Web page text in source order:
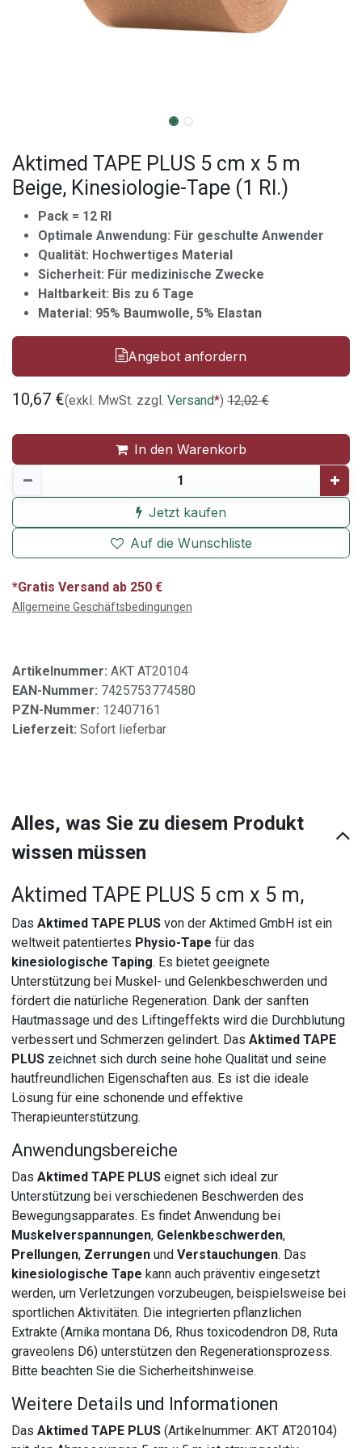
Aktimed TAPE PLUS 5 cm x 5 m
Beige, Kinesiologie-Tape (1 Rl.)
Pack = 12 Rl
Optimale Anwendung: Für geschulte Anwender
Qualität: Hochwertiges Material
Sicherheit: Für medizinische Zwecke
Haltbarkeit: Bis zu 6 Tage
Material: 95% Baumwolle, 5% Elastan
Angebot anfordern
10,67 €(exkl. MwSt. zzgl. Versand*) 12,02€
In den Warenkorb
Jetzt kaufen
Auf die Wunschliste
*Gratis Versand ab 250 €
Allgemeine Geschäftsbedingungen
Artikelnummer: AKT AT20104
EAN-Nummer: 7425753774580
PZN-Nummer: 12407161
Lieferzeit: Sofort lieferbar
Alles, was Sie zu diesem Produkt
wissen müssen
Aktimed TAPE PLUS 5 cm x 5 m,
DasAktimed TAPE PLUS von der Aktimed GmbH ist ein
weltweit patentiertes Physio-Tape für das
kinesiologische Taping. Es bietet geeignete
Unterstützung bei Muskel- und Gelenkbeschwerden und
fördert die natürliche Regeneration. Dank der sanften
Hautmassage und des Liftingeffekts wird die Durchblutung
verbessert und Schmerzen gelindert. DasAktimed TAPE
PLUS zeichnet sich durch seine hohe Qualität und seine
hautfreundlichen Eigenschaften aus. Es ist die ideale
Lösung für eine schonende und effektive
Therapieunterstützung.
Anwendungsbereiche
DasAktimed TAPE PLUS eignet sich ideal zur
Unterstützung bei verschiedenen Beschwerden des
Bewegungsapparates. Es findet Anwendung bei
Muskelverspannungen, Gelenkbeschwerden,
Prellungen, Zerrungen undVerstauchungen. Das
kinesiologische Tape kann auch präventiv eingesetzt
werden, um Verletzungen vorzubeugen, beispielsweise bei
sportlichen Aktivitäten. Die integrierten pflanzlichen
Extrakte (Arnika montana D6, Rhus toxicodendron D8, Ruta
graveolens D6) unterstützen den Regenerationsprozess.
Bitte beachten Sie die Sicherheitshinweise.
Weitere Details und Informationen
DasAktimed TAPE PLUS (Artikelnummer: AKT AT20104)